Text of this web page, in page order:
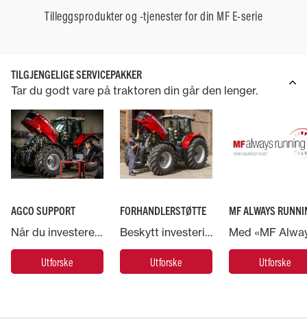
Tilleggsprodukter og -tjenester for din MF E-serie
TILGJENGELIGE SERVICEPAKKER
Tar du godt vare på traktoren din går den lenger.
AGCO SUPPORT
Når du investerer i en Massey Ferguson-maskin, har du støtte fra AGCO – verdens største leverandør av landbruksmaskiner.
Utforske
FORHANDLERSTØTTE
Beskytt investeringen i Massey Ferguson-maskinen og la ekspertene ta hånd om den
Utforske
MF ALWAYS
Utforske